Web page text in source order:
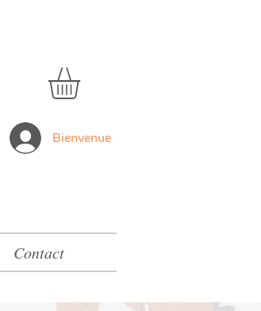
Bienvenue
Contact